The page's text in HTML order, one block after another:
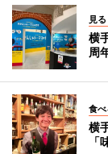
見
横
周
食べ
横
「